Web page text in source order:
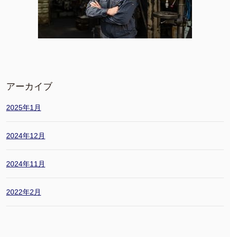
アーカイブ
2025年1月
2024年12月
2024年11月
2022年2月